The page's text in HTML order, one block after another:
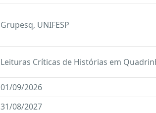
Grupesq, UNIFESP
Leituras Críticas de Histórias em
01/09/2026
31/08/2027